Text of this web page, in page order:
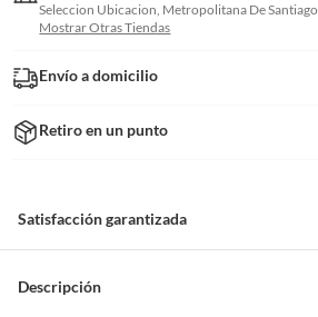
Seleccion Ubicacion, Metropolitana De Santiago
Mostrar Otras Tiendas
Envío a domicilio
Retiro en un punto
Satisfacción garantizada
de la compra.
Descripción